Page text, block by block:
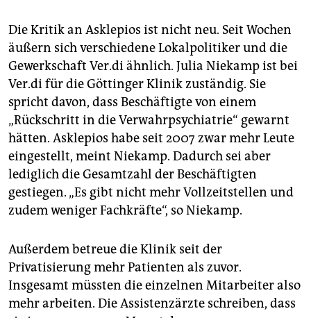
Die Kritik an Asklepios ist nicht neu. Seit Wochen
äußern sich verschiedene Lokalpolitiker und die
Gewerkschaft Ver.di ähnlich. Julia Niekamp ist bei
Ver.di für die Göttinger Klinik zuständig. Sie
spricht davon, dass Beschäftigte von einem
„Rückschritt in die Verwahrpsychiatrie“ gewarnt
hätten. Asklepios habe seit 2007 zwar mehr Leute
eingestellt, meint Niekamp. Dadurch sei aber
lediglich die Gesamtzahl der Beschäftigten
gestiegen. „Es gibt nicht mehr Vollzeitstellen und
zudem weniger Fachkräfte“, so Niekamp.
Außerdem betreue die Klinik seit der
Privatisierung mehr Patienten als zuvor.
Insgesamt müssten die einzelnen Mitarbeiter also
mehr arbeiten. Die Assistenzärzte schreiben, dass